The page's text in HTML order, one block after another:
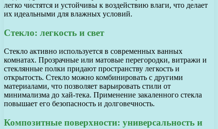
легко чистятся и устойчивы к воздействию влаги, что делает
их идеальными для влажных условий.
Стекло: легкость и свет
Стекло активно используется в современных ванных
комнатах. Прозрачные или матовые перегородки, витражи и
стеклянные полки придают пространству легкость и
открытость. Стекло можно комбинировать с другими
материалами, что позволяет варьировать стили от
минимализма до хай-тека. Применение закаленного стекла
повышает его безопасность и долговечность.
Композитные поверхности: универсальность и